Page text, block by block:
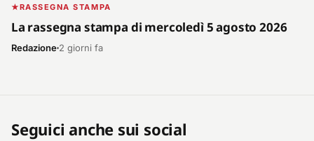
RASSEGNA STAMPA
La rassegna stampa di mercoledì 5 agosto 2026
Redazione 2 giorni fa
Seguici anche sui social